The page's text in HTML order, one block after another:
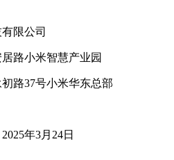
限公司
路小米智慧产业园
路37号小米华东总部
年3月24日